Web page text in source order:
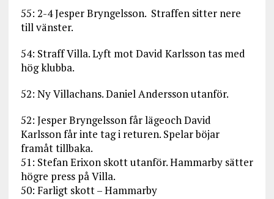
55: 2-4 Jesper Bryngelsson. Straffen sitter nere
till vänster.
54: Straff Villa. Lyft mot David Karlsson tas med
hög klubba.
52: Ny Villachans. Daniel Andersson utanför.
52: Jesper Bryngelsson får lägeoch David
Karlsson får inte tag i returen. Spelar böjar
framåt tillbaka.
51: Stefan Erixon skott utanför. Hammarby sätter
högre press på Villa.
50: Farligt skott – Hammarby